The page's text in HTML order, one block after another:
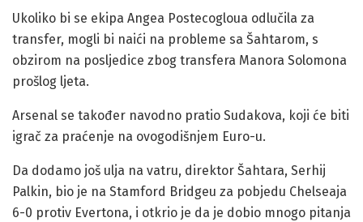
Ukoliko bi se ekipa Angea Postecogloua odlučila za
transfer, mogli bi naići na probleme sa Šahtarom, s
obzirom na posljedice zbog transfera Manora Solomona
prošlog ljeta.
Arsenal se također navodno pratio Sudakova, koji će biti
igrač za praćenje na ovogodišnjem Euro-u.
Da dodamo još ulja na vatru, direktor Šahtara, Serhij
Palkin, bio je na Stamford Bridgeu za pobjedu Chelseaja
6-0 protiv Evertona, i otkrio je da je dobio mnogo pitanja